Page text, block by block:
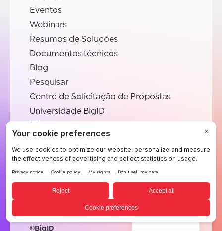
Eventos
Webinars
Resumos de Soluções
Documentos técnicos
Blog
Pesquisar
Centro de Solicitação de Propostas
Universidade BigID
Empresa
Sobre a BigID
Diretrizes da marca
Contato
©BigID
Portuguese